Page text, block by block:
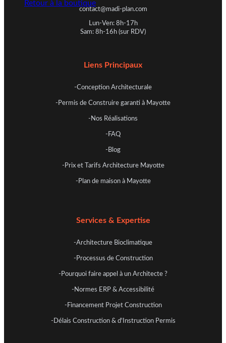
Retour à la boutique
contact@madi-plan.com
Lun-Ven: 8h-17h
Sam: 8h-16h (sur RDV)
Liens Principaux
-Conception Architecturale
-Permis de Construire garanti à Mayotte
-Nos Réalisations
-FAQ
-Blog
-Prix et Tarifs Architecture Mayotte
-Plan de maison à Mayotte
Services & Expertise
-Architecture Bioclimatique
-Processus de Construction
-Pourquoi faire appel à un Architecte ?
-Normes ERP & Accessibilité
-Financement Projet Construction
-Délais Construction & d'Instruction Permis